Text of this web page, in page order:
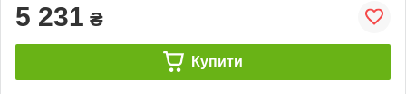
5 231 ₴
Купити